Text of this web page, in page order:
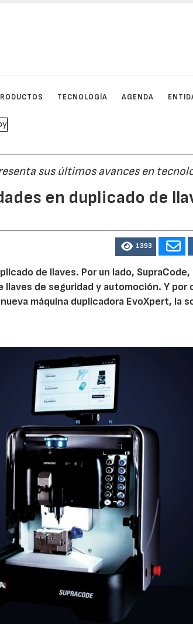
TECNOLOGÍA AGENDA
sus últimos avances en
en duplicado de
1393
de llaves. Por un lado,
llaves de seguridad y automoción. Y
máquina duplicadora EvoXpert, la